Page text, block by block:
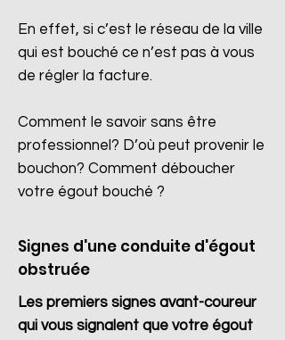
En effet, si c’est le réseau de la ville
qui est bouché ce n’est pas à vous
de régler la facture.
Comment le savoir sans être
professionnel? D’où peut provenir le
bouchon? Comment déboucher
votre égout bouché ?
Signes d'une conduite d'égout
obstruée
Les premiers signes avant-coureur
qui vous signalent que votre égout